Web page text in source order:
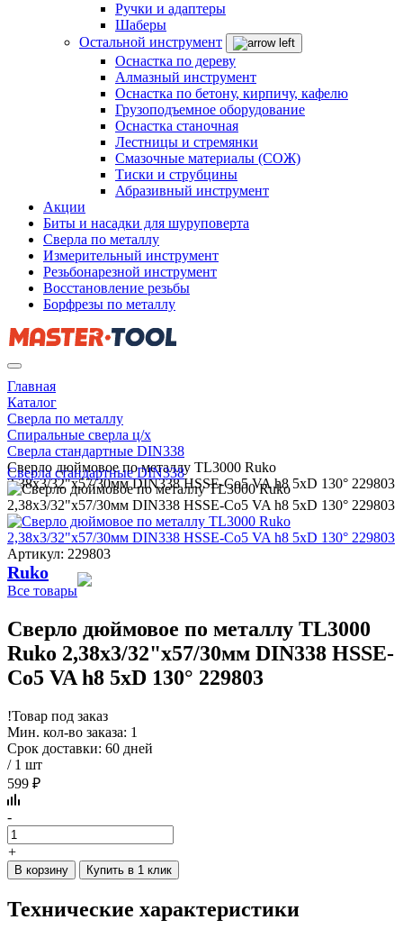
Ручки и адаптеры
Шаберы
Остальной инструмент
Оснастка по дереву
Алмазный инструмент
Оснастка по бетону, кирпичу, кафелю
Грузоподъемное оборудование
Оснастка станочная
Лестницы и стремянки
Смазочные материалы (СОЖ)
Тиски и струбцины
Абразивный инструмент
Акции
Биты и насадки для шуруповерта
Сверла по металлу
Измерительный инструмент
Резьбонарезной инструмент
Восстановление резьбы
Борфрезы по металлу
Главная
Каталог
Сверла по металлу
Спиральные сверла ц/х
Сверла стандартные DIN338
Сверло дюймовое по металлу TL3000 Ruko
2,38x3/32"x57/30мм DIN338 HSSE-Co5 VA h8 5xD 130° 229803
Сверла стандартные DIN338
Артикул: 229803
Ruko
Все товары
Сверло дюймовое по металлу TL3000
Ruko 2,38x3/32"x57/30мм DIN338 HSSE-
Co5 VA h8 5xD 130° 229803
!Товар под заказ
Мин. кол-во заказа: 1
Срок доставки: 60 дней
/ 1 шт
599 ₽
-
+
В корзину Купить в 1 клик
Технические характеристики